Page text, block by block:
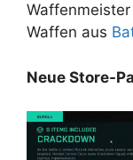
Waffen aus
Neue Store-